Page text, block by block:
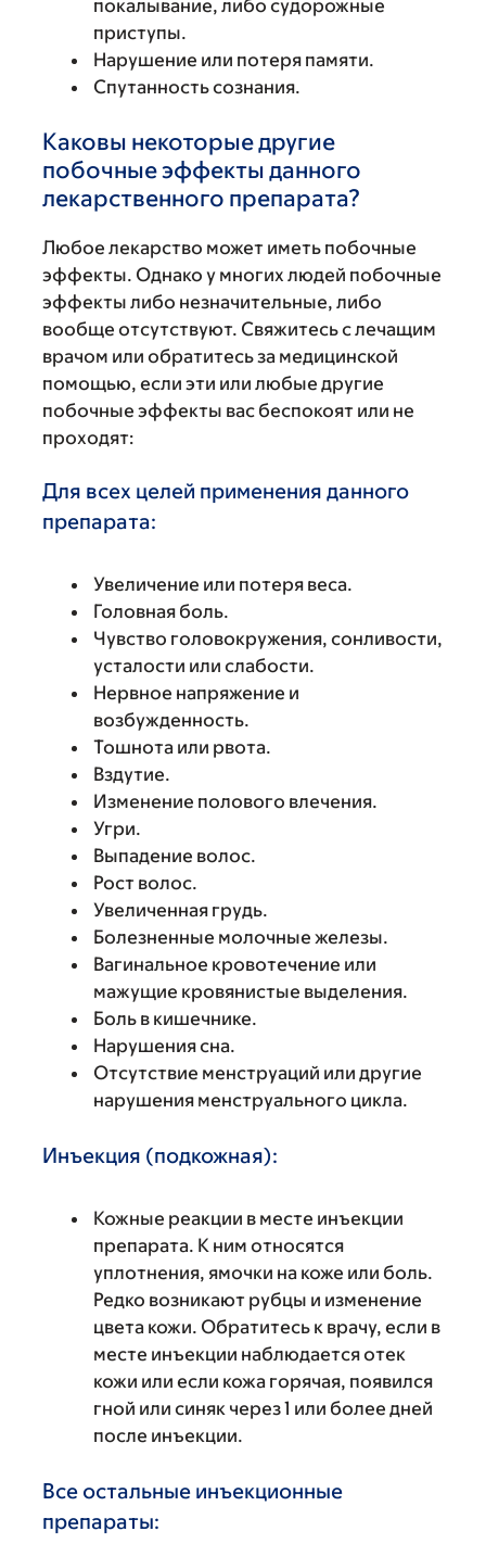
покалывание, либо судорожные
приступы.
Нарушение или потеря памяти.
Спутанность сознания.
Каковы некоторые другие
побочные эффекты данного
лекарственного препарата?
Любое лекарство может иметь побочные
эффекты. Однако у многих людей побочные
эффекты либо незначительные, либо
вообще отсутствуют. Свяжитесь с лечащим
врачом или обратитесь за медицинской
помощью, если эти или любые другие
побочные эффекты вас беспокоят или не
проходят:
Для всех целей применения данного
препарата:
Увеличение или потеря веса.
Головная боль.
Чувство головокружения, сонливости,
усталости или слабости.
Нервное напряжение и
возбужденность.
Тошнота или рвота.
Вздутие.
Изменение полового влечения.
Угри.
Выпадение волос.
Рост волос.
Увеличенная грудь.
Болезненные молочные железы.
Вагинальное кровотечение или
мажущие кровянистые выделения.
Боль в кишечнике.
Нарушения сна.
Отсутствие менструаций или другие
нарушения менструального цикла.
Инъекция (подкожная):
Кожные реакции в месте инъекции
препарата. К ним относятся
уплотнения, ямочки на коже или боль.
Редко возникают рубцы и изменение
цвета кожи. Обратитесь к врачу, если в
месте инъекции наблюдается отек
кожи или если кожа горячая, появился
гной или синяк через 1 или более дней
после инъекции.
Все остальные инъекционные
препараты: